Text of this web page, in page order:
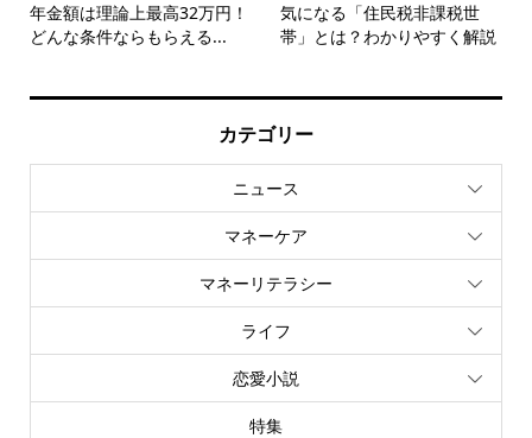
年金額は理論上最高32万円！
どんな条件ならもらえる...
気になる「住民税非課税世
帯」とは？わかりやすく解説
カテゴリー
ニュース
マネーケア
マネーリテラシー
ライフ
恋愛小説
特集